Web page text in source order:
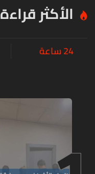
الأكثر قراءة
24 ساعة